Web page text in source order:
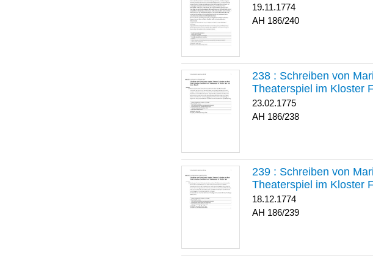
19.11.1774
186/240
238 : Schreiben von
Theaterspiel im Kloster
23.02.1775
186/238
239 : Schreiben von
Theaterspiel im Kloster
18.12.1774
186/239